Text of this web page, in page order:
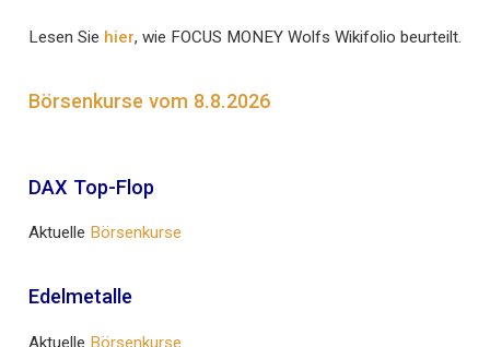
Lesen Sie hier, wie FOCUS MONEY Wolfs Wikifolio beurteilt.
Börsenkurse vom 8.8.2026
DAX Top-Flop
Aktuelle Börsenkurse
Edelmetalle
Aktuelle Börsenkurse